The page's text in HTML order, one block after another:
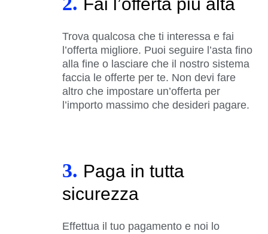
Trova qualcosa che ti interessa e fai
l’offerta migliore. Puoi seguire l’asta fino
alla fine o lasciare che il nostro sistema
faccia le offerte per te. Non devi fare
altro che impostare un’offerta per
l’importo massimo che desideri pagare.
3. Paga in tutta
sicurezza
Effettua il tuo pagamento e noi lo